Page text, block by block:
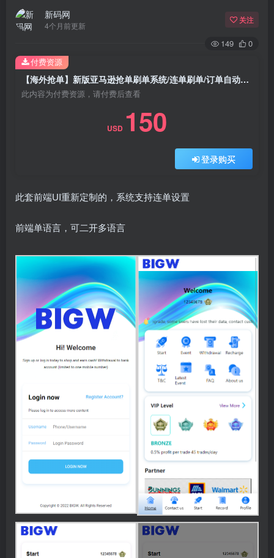
新码网
4个月前更新
关注
149 0
【海外抢单】新版亚马逊抢单刷单系统/连单刷单/订单自动匹配系统
此内容为付费资源，请付费后查看
USD 150
登录购买
付费资源
此套前端UI重新定制的，系统支持连单设置
前端单语言，可二开多语言